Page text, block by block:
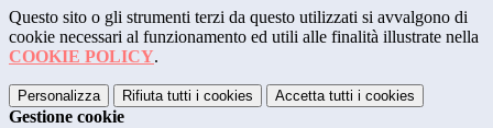
Questo sito o gli strumenti terzi da questo utilizzati si avvalgono di
cookie necessari al funzionamento ed utili alle finalità illustrate nella
COOKIE POLICY.
Personalizza Rifiuta tutti i cookies Accetta tutti i cookies
Gestione cookie